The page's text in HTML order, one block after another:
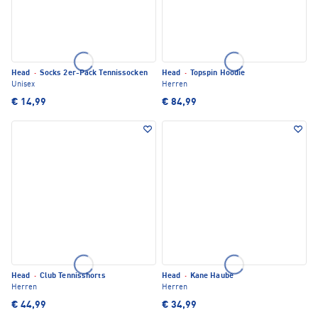
Head · Socks 2er-Pack Tennissocken
Unisex
€ 14,99
Head ·
Topspin Hoodie
Herren
€ 84,99
Head · Club Tennisshorts
Herren
€ 44,99
Head · Kane Haube
Herren
€ 34,99